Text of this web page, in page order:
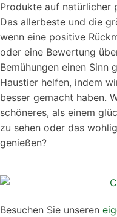
Produkte auf natürlicher
Das allerbeste und die
wenn eine positive
oder eine Bewertung
Bemühungen einen Sinn
Haustier helfen, indem
besser gemacht haben.
schöneres, als einem
zu sehen oder das
genießen?
Besuchen Sie unseren